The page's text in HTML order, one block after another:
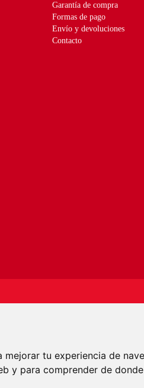
tu experiencia de
y para comprender de
Garantía de compra
Formas de pago
Envío y devoluciones
Contacto